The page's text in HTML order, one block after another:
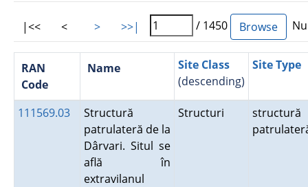
|<< < > >>| / 1450
RAN
Code
Name
Site Class
(descending)
Site Type
111569.03
Structură
patrulateră de la
Dârvari. Situl se
află în
extravilanul
Structuri
structură